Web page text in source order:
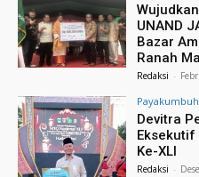
UNAND
Bazar
Ranah
Redaksi -
Payakumbuh
Devitra
Eksekutif
Ke-XLI
Redaksi -